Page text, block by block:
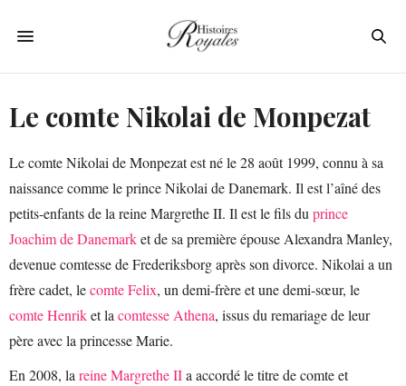
Le comte Nikolai de Monpezat
Le comte Nikolai de Monpezat est né le 28 août 1999, connu à sa
naissance comme le prince Nikolai de Danemark. Il est l’aîné des
petits-enfants de la reine Margrethe II. Il est le fils du prince
Joachim de Danemarket de sa première épouse Alexandra Manley,
devenue comtesse de Frederiksborg après son divorce. Nikolai a un
frère cadet, lecomte Felix, un demi-frère et une demi-sœur, le
comte Henriket la comtesse Athena, issus du remariage de leur
père avec la princesse Marie.
En 2008, lareine Margrethe IIa accordé le titre de comte et